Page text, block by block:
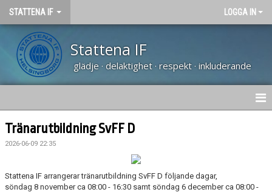
STATTENA IF LOGGA IN
Stattena IF
glädje · delaktighet · respekt · inkluderande
HEM
NYHETER
OM KLUBBEN
Tränarutbildning SvFF D
2026-06-09 22:35
Stattena IF arrangerar tränarutbildning SvFF D följande dagar,
söndag 8 november ca 08:00 - 16:30 samt söndag 6 december ca 08:00 -